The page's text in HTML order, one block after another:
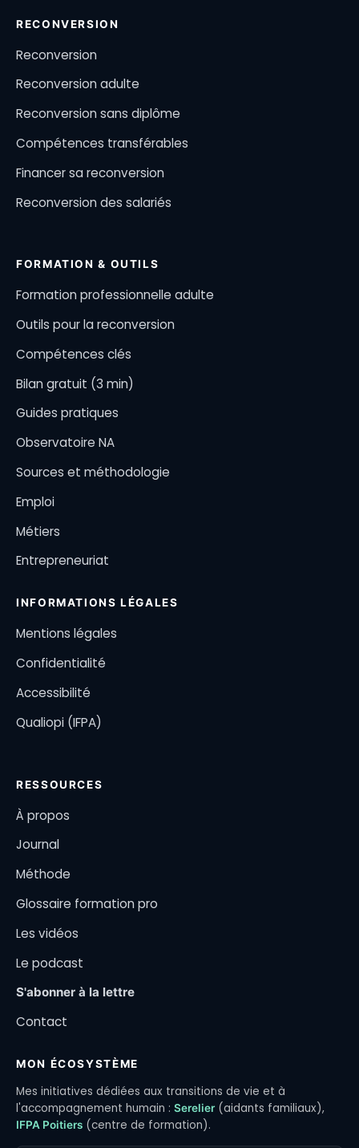
RECONVERSION
Reconversion
Reconversion adulte
Reconversion sans diplôme
Compétences transférables
Financer sa reconversion
Reconversion des salariés
FORMATION & OUTILS
Formation professionnelle adulte
Outils pour la reconversion
Compétences clés
Bilan gratuit (3 min)
Guides pratiques
Observatoire NA
Sources et méthodologie
Emploi
Métiers
Entrepreneuriat
INFORMATIONS LÉGALES
Mentions légales
Confidentialité
Accessibilité
Qualiopi (IFPA)
RESSOURCES
À propos
Journal
Méthode
Glossaire formation pro
Les vidéos
Le podcast
S'abonner à la lettre
Contact
MON ÉCOSYSTÈME
Mes initiatives dédiées aux transitions de vie et à
l'accompagnement humain : Serelier (aidants familiaux),
IFPA Poitiers (centre de formation).